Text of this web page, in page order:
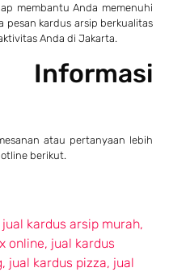
membantu Anda memenuhi
pesan kardus arsip berkualitas
Anda di Jakarta.
Informasi
atau pertanyaan lebih
berikut.
jual kardus arsip murah,
online, jual kardus
, jual kardus pizza, jual